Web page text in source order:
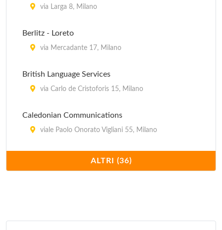
La Libreria Militare
Libreria Ancòra
via Larga 8, Milano
Berlitz - Loreto
via Mercadante 17, Milano
British Language Services
via Carlo de Cristoforis 15, Milano
Caledonian Communications
viale Paolo Onorato Vigliani 55, Milano
Centro di Formazione Beroldo
via Beroldo 9, Milano
ALTRI (36)